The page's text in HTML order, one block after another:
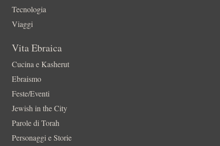
Tecnologia
Viaggi
Vita Ebraica
Cucina e Kasherut
Ebraismo
Feste/Eventi
Jewish in the City
Parole di Torah
Personaggi e Storie